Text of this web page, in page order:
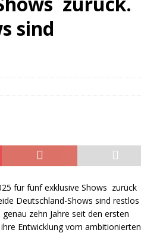
sind
für fünf exklusive Shows zurück
Deutschland-Shows sind restlos
zehn Jahre seit den ersten
Entwicklung vom ambitionierten